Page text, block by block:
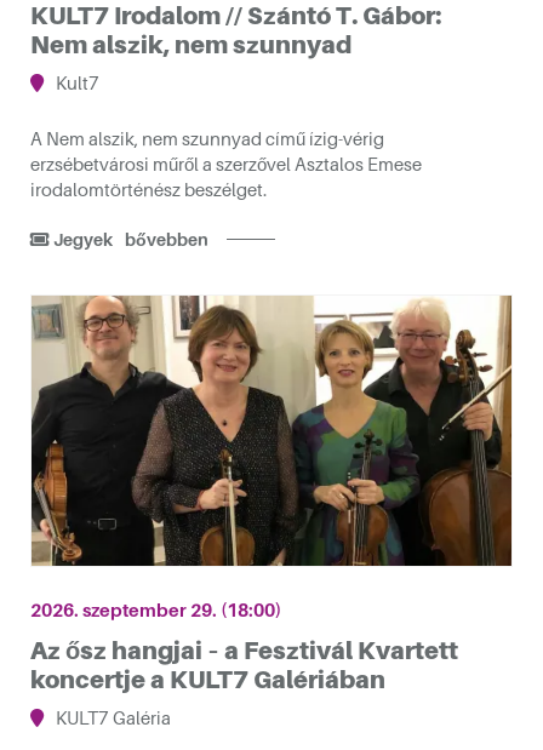
KULT7 Irodalom // Szántó T. Gábor:
Nem alszik, nem szunnyad
Kult7
A Nem alszik, nem szunnyad című ízig-vérig
erzsébetvárosi műről a szerzővel Asztalos Emese
irodalomtörténész beszélget.
Jegyek bővebben
2026. szeptember 29. (18:00)
Az ősz hangjai – a Fesztivál Kvartett
koncertje a KULT7 Galériában
KULT7 Galéria